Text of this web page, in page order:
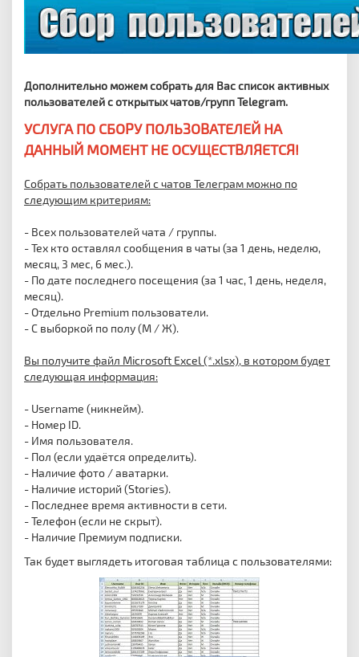
Дополнительно можемсобрать для Вас список активных
пользователей с открытых чатов/групп Telegram.
УСЛУГА ПО СБОРУ ПОЛЬЗОВАТЕЛЕЙ НА
ДАННЫЙ МОМЕНТ НЕ ОСУЩЕСТВЛЯЕТСЯ!
Собрать пользователей с чатов Телеграм можно по
следующим критериям:
- Всех пользователей чата / группы.
- Тех кто оставлял сообщения в чаты (за 1 день, неделю,
месяц, 3 мес, 6 мес.).
- По дате последнего посещения (за 1 час, 1 день, неделя,
месяц).
- Отдельно Premium пользователи.
- С выборкой по полу (М / Ж).
Вы получите файл Microsoft Excel (*.xlsx), в котором будет
следующая информация:
- Usеrname (никнейм).
- Номер ID.
- Имя пользователя.
- Пол (если удаётся определить).
- Наличие фото / аватарки.
- Наличие историй (Stories).
- Последнее время активности в сети.
- Телефон (если не скрыт).
- Наличие Премиум подписки.
Так будет выглядеть итоговая таблица с пользователями: